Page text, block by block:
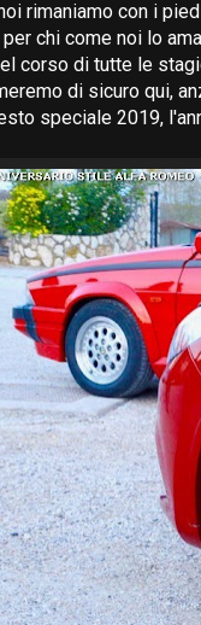
rimaniamo con i
chi come noi lo
corso di tutte le
di sicuro qui,
speciale 2019,